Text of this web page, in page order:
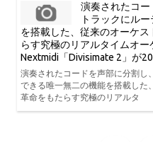
演奏されたコ
トラックにル
を搭載した、従来のオーケ
らす究極のリアルタイムオ
Nextmidi「Divisimate 2」が
演奏されたコードを声部に分割し
できる唯一無二の機能を搭載した
革命をもたらす究極のリアルタ